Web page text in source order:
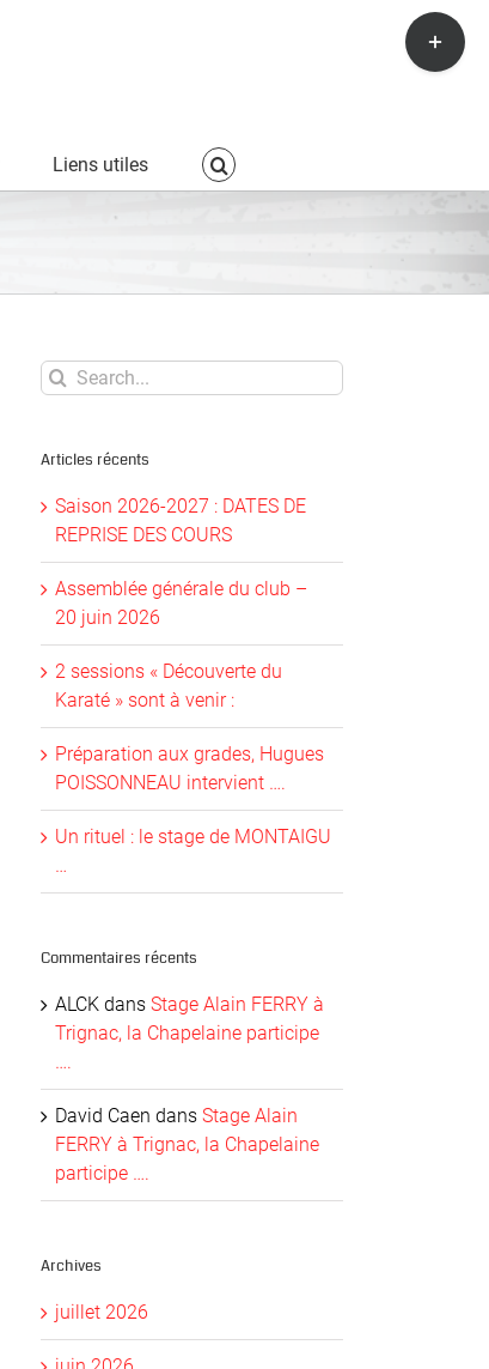
Liens utiles
Search
for:
Articles récents
Saison 2026-2027 : DATES DE
REPRISE DES COURS
Assemblée générale du club –
20 juin 2026
2 sessions « Découverte du
Karaté » sont à venir :
Préparation aux grades, Hugues
POISSONNEAU intervient ….
Un rituel : le stage de MONTAIGU
…
Commentaires récents
ALCK dans Stage Alain FERRY à
Trignac, la Chapelaine participe
….
David Caen dans Stage Alain
FERRY à Trignac, la Chapelaine
participe ….
Archives
juillet 2026
Toggle
Sliding